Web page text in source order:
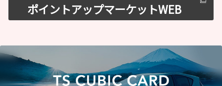
ポイントアップマーケットWEB